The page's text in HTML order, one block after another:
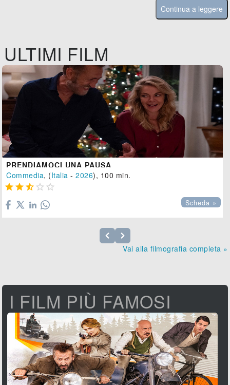
Continua a leggere
ULTIMI FILM
PRENDIAMOCI UNA PAUSA
Commedia, (Italia -2026), 100 min.
    
Scheda »
Vai alla filmografia completa »
I FILM PIÙ FAMOSI